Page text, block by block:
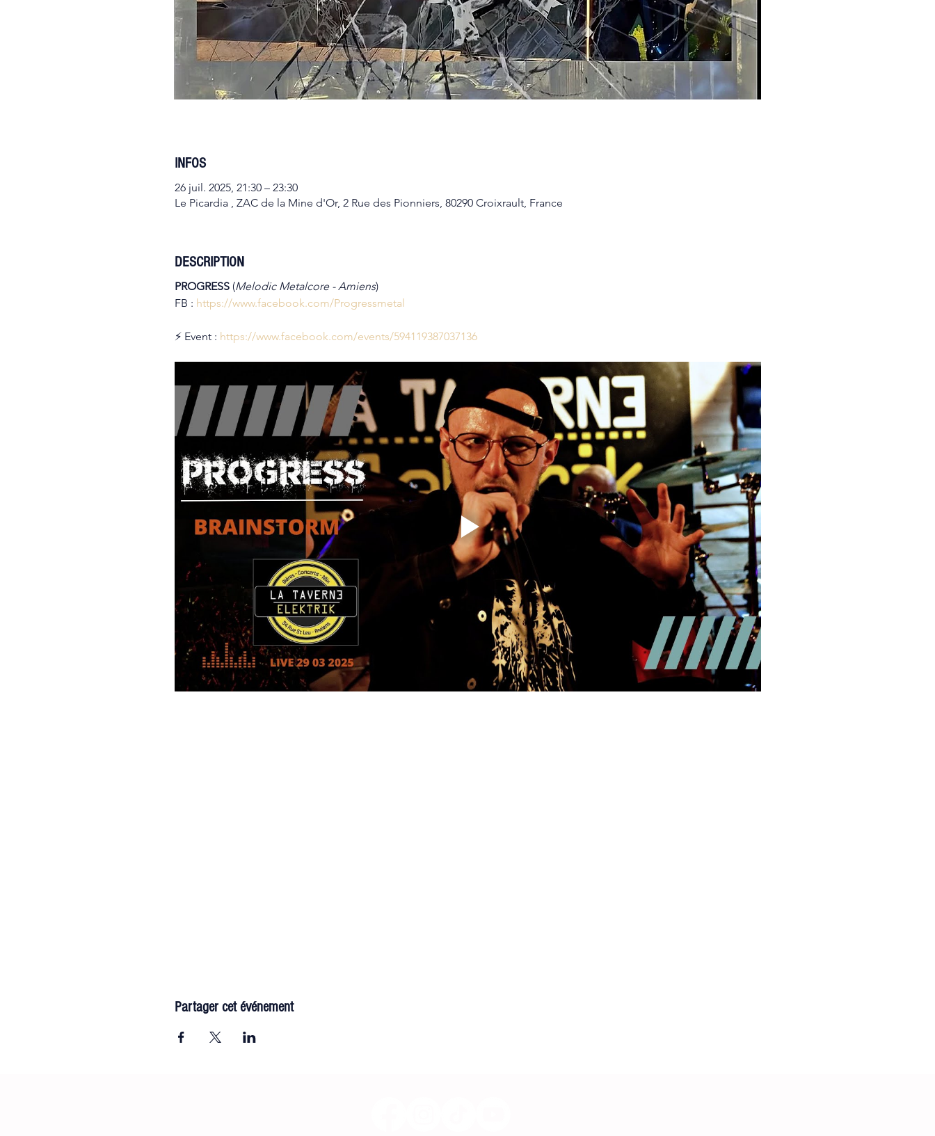
INFOS
26 juil. 2025, 21:30 – 23:30
Le Picardia , ZAC de la Mine d'Or, 2 Rue des Pionniers, 80290 Croixrault, France
DESCRIPTION
PROGRESS (Melodic Metalcore - Amiens)
FB : https://www.facebook.com/Progressmetal
⚡ Event : https://www.facebook.com/events/594119387037136
Partager cet événement